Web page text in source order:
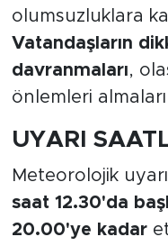
olumsuzluklara
Vatandaşların
davranmaları,
önlemleri
UYARI
Meteorolojik
saat 12.30'da
20.00'ye kadar